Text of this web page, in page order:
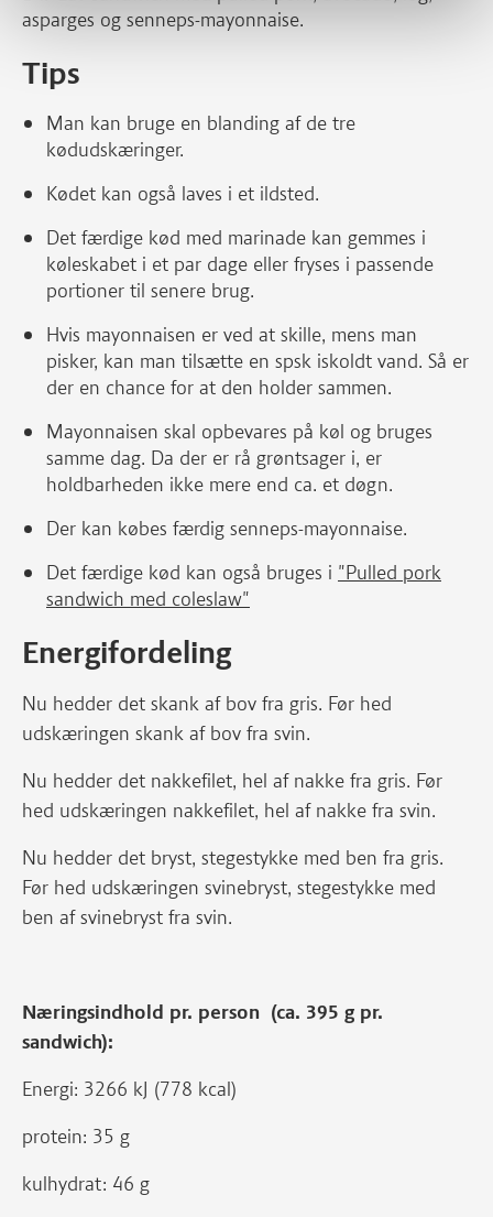
asparges og senneps-mayonnaise.
Tips
Man kan bruge en blanding af de tre
kødudskæringer.
Kødet kan også laves i et ildsted.
Det færdige kød med marinade kan gemmes i
køleskabet i et par dage eller fryses i passende
portioner til senere brug.
Hvis mayonnaisen er ved at skille, mens man
pisker, kan man tilsætte en spsk iskoldt vand. Så er
der en chance for at den holder sammen.
Mayonnaisen skal opbevares på køl og bruges
samme dag. Da der er rå grøntsager i, er
holdbarheden ikke mere end ca. et døgn.
Der kan købes færdig senneps-mayonnaise.
Det færdige kød kan også bruges i "Pulled pork
sandwich med coleslaw"
Energifordeling
Nu hedder det skank af bov fra gris. Før hed
udskæringen skank af bov fra svin.
Nu hedder det nakkefilet, hel af nakke fra gris. Før
hed udskæringen nakkefilet, hel af nakke fra svin.
Nu hedder det bryst, stegestykke med ben fra gris.
Før hed udskæringen svinebryst, stegestykke med
ben af svinebryst fra svin.
Næringsindhold pr. person (ca. 395 g pr.
sandwich):
Energi: 3266 kJ (778 kcal)
protein: 35 g
kulhydrat: 46 g